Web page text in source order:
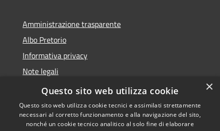
Amministrazione trasparente
Albo Pretorio
Informativa privacy
Note legali
Dichiarazione di accessibilità
×
Questo sito web utilizza cookie
Questo sito web utilizza cookie tecnici e assimilati strettamente
necessari al corretto funzionamento e alla navigazione del sito,
nonché un cookie tecnico analitico al solo fine di elaborare